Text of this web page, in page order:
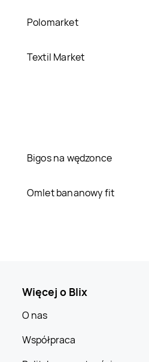
Polomarket
Textil Market
Bigos na wędzonce
Omlet bananowy fit
Więcej o Blix
O nas
Współpraca